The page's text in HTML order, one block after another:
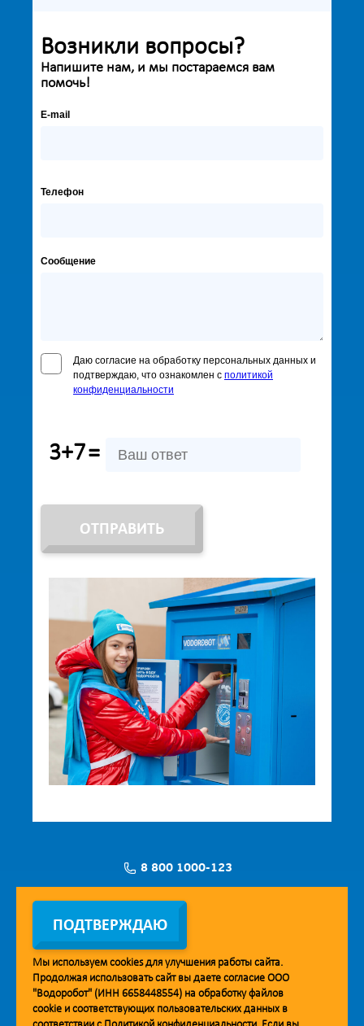
Возникли вопросы?
Напишите нам, и мы постараемся вам
помочь!
E-mail
Телефон
Сообщение
Даю согласие на обработку персональных данных и
подтверждаю, что ознакомлен с политикой
конфиденциальности
3+7=
ОТПРАВИТЬ
8 800 1000-123
Заявка на установку
Мобильное приложение Vodorobot
ПОДТВЕРЖДАЮ
Мы используем cookiesдля улучшения работы сайта.
Продолжая использовать сайт вы даете согласие ООО
"Водоробот" (ИНН 6658448554) на обработку файлов
cookie и соответствующих пользовательских данных в